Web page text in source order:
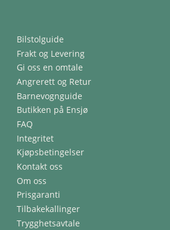
Bilstolguide
Frakt og Levering
Gi oss en omtale
Angrerett og Retur
Barnevognguide
Butikken på Ensjø
FAQ
Integritet
Kjøpsbetingelser
Kontakt oss
Om oss
Prisgaranti
Tilbakekallinger
Trygghetsavtale